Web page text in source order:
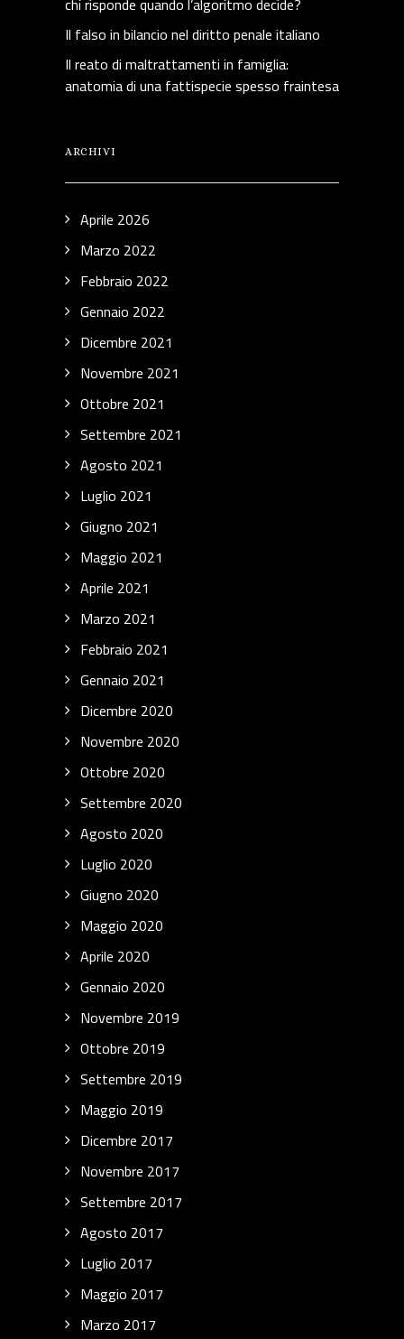
Il falso in bilancio nel diritto penale italiano
Il reato di maltrattamenti in famiglia:
anatomia di una fattispecie spesso fraintesa
ARCHIVI
Aprile 2026
Marzo 2022
Febbraio 2022
Gennaio 2022
Dicembre 2021
Novembre 2021
Ottobre 2021
Settembre 2021
Agosto 2021
Luglio 2021
Giugno 2021
Maggio 2021
Aprile 2021
Marzo 2021
Febbraio 2021
Gennaio 2021
Dicembre 2020
Novembre 2020
Ottobre 2020
Settembre 2020
Agosto 2020
Luglio 2020
Giugno 2020
Maggio 2020
Aprile 2020
Gennaio 2020
Novembre 2019
Ottobre 2019
Settembre 2019
Maggio 2019
Dicembre 2017
Novembre 2017
Settembre 2017
Agosto 2017
Luglio 2017
Maggio 2017
Marzo 2017